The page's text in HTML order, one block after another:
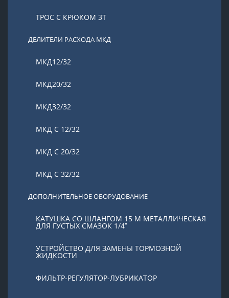
ТРОС С КРЮКОМ 3Т
ДЕЛИТЕЛИ РАСХОДА МКД
МКД12/32
МКД20/32
МКД32/32
МКД С 12/32
МКД С 20/32
МКД С 32/32
ДОПОЛНИТЕЛЬНОЕ ОБОРУДОВАНИЕ
КАТУШКА СО ШЛАНГОМ 15 М МЕТАЛЛИЧЕСКАЯ
ДЛЯ ГУСТЫХ СМАЗОК 1/4’’
УСТРОЙСТВО ДЛЯ ЗАМЕНЫ ТОРМОЗНОЙ
ЖИДКОСТИ
ФИЛЬТР-РЕГУЛЯТОР-ЛУБРИКАТОР